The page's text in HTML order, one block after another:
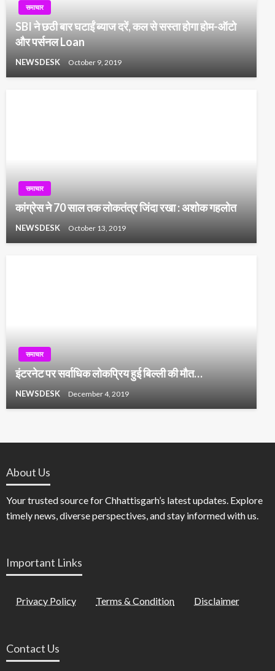
समाचार
SBI ने छठी बार घटाईं ब्याज दरें, कल से सस्ता होगा होम-ऑटो
और पर्सनल Loan
NEWSDESK October 9, 2019
समाचार
कांग्रेस ने 70 साल तक लोकतंत्र जिंदा रखा : अशोक गहलोत
NEWSDESK October 13, 2019
समाचार
इंटरनेट पर सर्वाधिक लोकप्रिय हुई बिल्ली की मौत…
NEWSDESK December 4, 2019
About Us
Your trusted source for Chhattisgarh’s latest updates. Explore
timely news, diverse perspectives, and stay informed with us.
Important Links
Privacy Policy Terms & Condition Disclaimer
Contact Us